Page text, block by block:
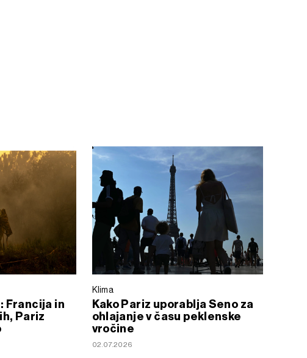
Francija in
Pariz
Klima
Kako Pariz uporablja Seno za
ohlajanje v času peklenske
vročine
02.07.2026